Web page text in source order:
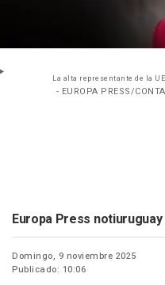
La alta representante de la
- EUROPA PRESS/
Europa Press notiuruguay
Domingo, 9 noviembre 2025
Publicado: 10:06